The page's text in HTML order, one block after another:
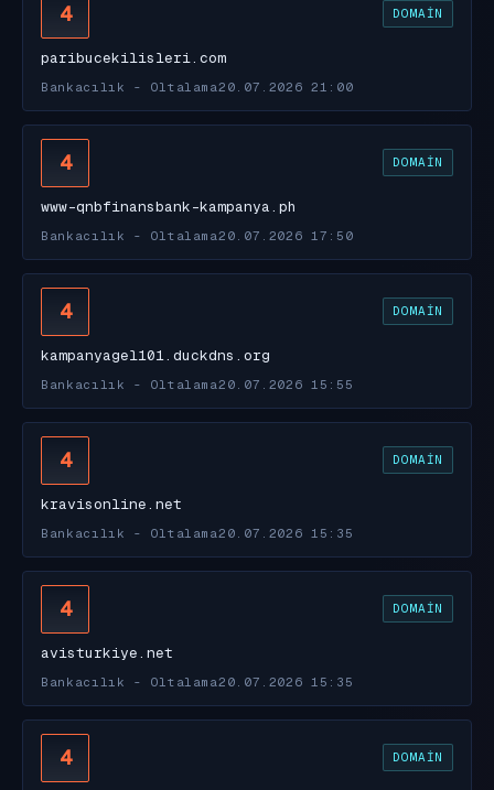
4 DOMAIN
paribucekilisleri.com
Bankacılık - Oltalama20.07.2026 21:00
4 DOMAIN
www-qnbfinansbank-kampanya.ph
Bankacılık - Oltalama20.07.2026 17:50
4 DOMAIN
kampanyagel101.duckdns.org
Bankacılık - Oltalama20.07.2026 15:55
4 DOMAIN
kravisonline.net
Bankacılık - Oltalama20.07.2026 15:35
4 DOMAIN
avisturkiye.net
Bankacılık - Oltalama20.07.2026 15:35
4 DOMAIN